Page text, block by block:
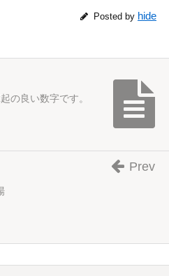
Posted by hide
の良い数字です。
Prev